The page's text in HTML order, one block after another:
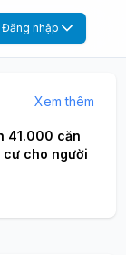
Đăng nhập
Xem thêm
41.000 căn
cư cho người